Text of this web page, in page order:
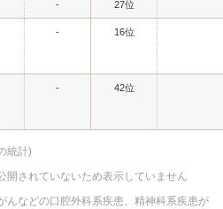
- 27位
- 16位
- 42位
統計)
開されていないため表示していません
んなどの口腔外科系疾患、精神科系疾患が